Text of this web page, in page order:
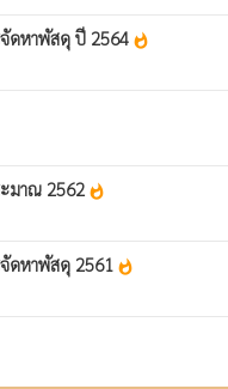
ดหาพัสดุ ปี 2564 whatshot
มาณ 2562 whatshot
ดหาพัสดุ 2561 whatshot